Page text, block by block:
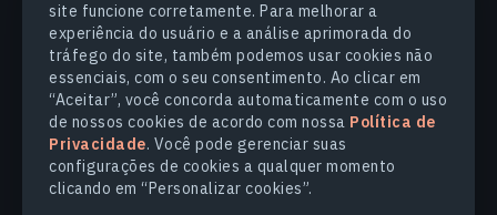
site funcione corretamente. Para melhorar a
experiência do usuário e a análise aprimorada do
tráfego do site, também podemos usar cookies não
essenciais, com o seu consentimento. Ao clicar em
“Aceitar”, você concorda automaticamente com o uso
de nossos cookies de acordo com nossa Política de
Privacidade. Você pode gerenciar suas
configurações de cookies a qualquer momento
clicando em “Personalizar cookies”.
SETORES
COMPANHIA
EXPLORE